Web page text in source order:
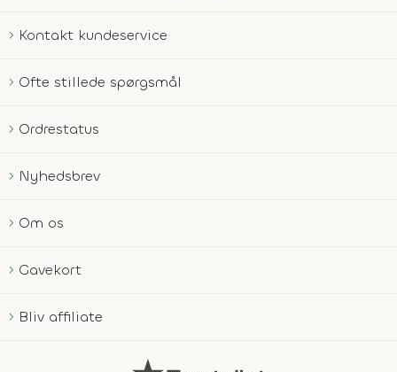
Kontakt kundeservice
Ofte stillede spørgsmål
Ordrestatus
Nyhedsbrev
Om os
Gavekort
Bliv affiliate